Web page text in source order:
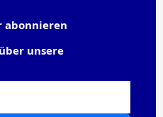
abonnieren
unsere